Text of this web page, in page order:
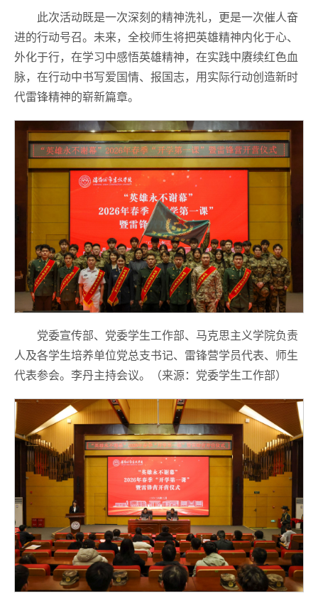
此次活动既是一次深刻的精神洗礼，更是一次催人奋
进的行动号召。未来，全校师生将把英雄精神内化于心、
外化于行，在学习中感悟英雄精神，在实践中赓续红色血
脉，在行动中书写爱国情、报国志，用实际行动创造新时
代雷锋精神的崭新篇章。
党委宣传部、党委学生工作部、马克思主义学院负责
人及各学生培养单位党总支书记、雷锋营学员代表、师生
代表参会。李丹主持会议。（来源：党委学生工作部）